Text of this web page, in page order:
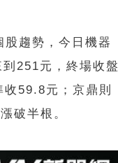
趨勢，今日機器
251元，終場收盤
59.8元；京鼎則
破半根。